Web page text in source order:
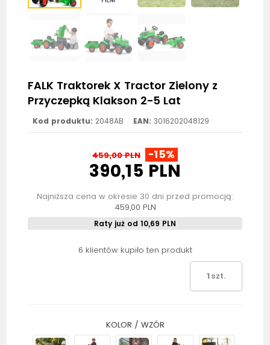
FALK Traktorek X Tractor Zielony z
Przyczepką Klakson 2-5 Lat
Kod produktu: 2048AB EAN: 3016202048129
459,00 PLN -15%
390,15 PLN
Najniższa cena w okresie 30 dni przed promocją:
459,00 PLN
Raty już od 10,69 PLN
6 klientów kupiło ten produkt
szt.
KOLOR / WZÓR